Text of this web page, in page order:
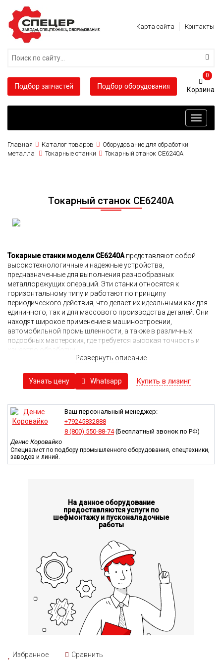
Карта сайта Контакты
Подбор запчастей Подбор оборудования
0
Toggle
Главная Каталог товаров
Оборудование для обработки
металла
Токарные станки Токарный станок CE6240A
Токарный станок CE6240A
Токарные станки модели CE6240Aпредставляют собой
высокотехнологичные и надежные устройства,
предназначенные для выполнения разнообразных
металлорежущих операций. Эти станки относятся к
горизонтальному типу и работают по принципу
периодического действия, что делает их идеальными как для
единичного, так и для массового производства деталей. Они
находят широкое применение в машиностроении,
автомобильной промышленности, а также в различных
подсобных мастерских, где требуется высокая точность и
качество обработки.
представляющая собой две жестко соединенные тумбы. Эта
конструкция обеспечивает необходимую жесткость и
высокой точности обработки. Жесткость станка также
способствует снижению вибраций, что в свою очередь
положительно сказывается на качестве обрабатываемых
поверхностей. Важно отметить, что даже незначительные
вибрации могут негативно влиять на итоговую точность и
качество детали, поэтому такая конструкция является
необходимым элементом для обеспечения надежной работы.
механизмы. Он позволяет достигать высокой
производительности и эффективности работы станка.
Двигатель способен работать в различных режимах, что дает
возможность адаптировать его под конкретные задачи. Это
материалы, поскольку каждый из них требует
индивидуального подхода к скорости и мощности обработки.
Передняя бабка, расположенная в верхней части станка,
предназначена для крепления обрабатываемой детали и
передачи крутящего момента к пустотелому шпинделю. В
шпинделе устанавливается четырёхкулачковый патрон,
который надежно удерживает деталь во время обработки.
Этот патрон обеспечивает стабильное зажатие заготовки,
что критически важно для выполнения точных операций.
позволяющая регулировать
Это важный аспект, так
Развернуть описание
Узнать цену Whatsapp Купить в лизинг
Ваш персональный менеджер:
+79245832888
8 (800) 550-88-74(Бесплатный звонок по РФ)
Денис Коровайко
Специалист по подбору промышленного оборудования, спецтехники,
заводов и линий.
На данное оборудование
предоставляются услуги по
шефмонтажу и пусконаладочные
работы
Избранное Сравнить